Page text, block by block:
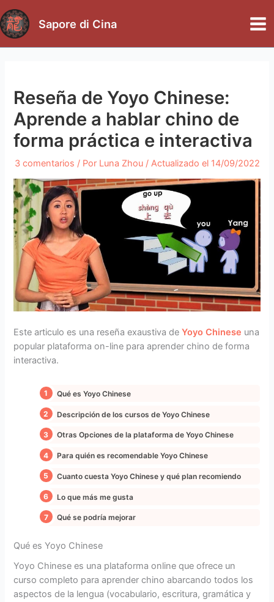
al
contenido
Sapore di Cina
Reseña de Yoyo Chinese:
Aprende a hablar chino de
forma práctica e interactiva
3 comentarios / Por Luna Zhou / Actualizado el 14/09/2022
Este articulo es una reseña exaustiva deYoyo Chinese una
popular plataforma on-line para aprender chino de forma
interactiva.
Qué es Yoyo Chinese
Descripción de los cursos de Yoyo Chinese
Otras Opciones de la plataforma de Yoyo Chinese
Para quién es recomendable Yoyo Chinese
Cuanto cuesta Yoyo Chinese y qué plan recomiendo
Lo que más me gusta
Qué se podría mejorar
Qué es Yoyo Chinese
Yoyo Chinese es una plataforma online que ofrece un
curso completo para aprender chino abarcando todos los
aspectos de la lengua (vocabulario, escritura, gramática y